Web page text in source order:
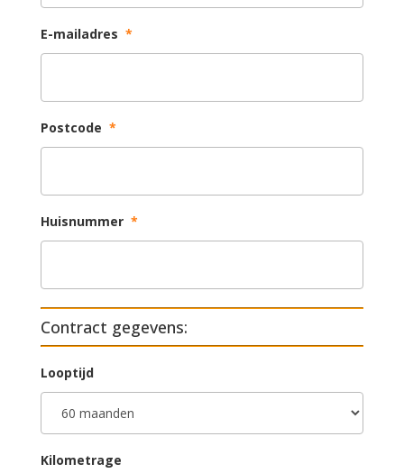
E-mailadres *
Postcode *
Huisnummer *
Contract gegevens:
Looptijd
Kilometrage